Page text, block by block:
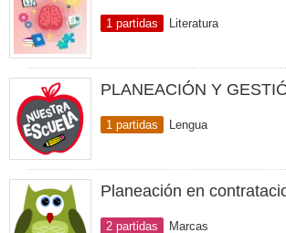
1 partidas Literatura
PLANEACIÓN Y
1 partidas Lengua
Planeación en
2 partidas Marcas